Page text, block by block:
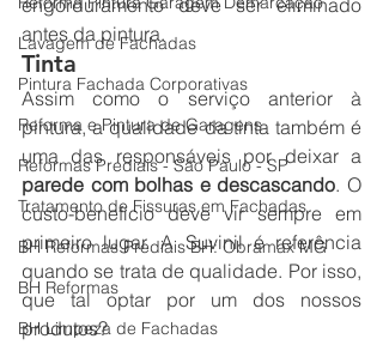
Lavagem de Fachadas
Pintura Fachada Corporativas
Reforma e Pintura de Garagens
Reformas Prediais - São Paulo - SP
Tratamento de Fissuras em Fachadas
BH Reformas Prediais BH: Obramax MG
BH Reformas
BH Limpeza de Fachadas
engorduramento deve ser eliminado
antes da pintura.
Tinta
Assim como o serviço anterior à
pintura, a qualidade da tinta também é
parede com bolhas e descascando. O
custo-benefício deve vir sempre em
primeiro lugar. A Suvinil é referência
quando se trata de qualidade. Por isso,
que tal optar por um dos nossos
produtos?